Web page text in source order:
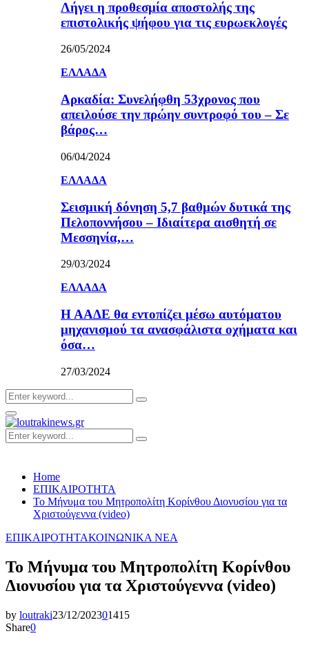
Λήγει η προθεσμία αποστολής της
επιστολικής ψήφου για τις ευρωεκλογές
26/05/2024
ΕΛΛΑΔΑ
Αρκαδία: Συνελήφθη 53χρονος που
απειλούσε την πρώην συντροφό του – Σε
βάρος…
06/04/2024
ΕΛΛΑΔΑ
Σεισμική δόνηση 5,7 βαθμών δυτικά της
Πελοποννήσου – Ιδιαίτερα αισθητή σε
Μεσσηνία,…
29/03/2024
ΕΛΛΑΔΑ
Η ΑΑΔΕ θα εντοπίζει μέσω αυτόματου
μηχανισμού τα ανασφάλιστα οχήματα και
όσα…
27/03/2024
Search
for:
Search
Primary
Menu
Search
for:
Search
Home
ΕΠΙΚΑΙΡΟΤΗΤΑ
Το Μήνυμα του Μητροπολίτη Κορίνθου Διονυσίου για τα
Χριστούγεννα (video)
ΕΠΙΚΑΙΡΟΤΗΤΑΚΟΙΝΩΝΙΚΑ ΝΕΑ
Το Μήνυμα του Μητροπολίτη Κορίνθου
Διονυσίου για τα Χριστούγεννα (video)
by loutraki23/12/202301415
Share0